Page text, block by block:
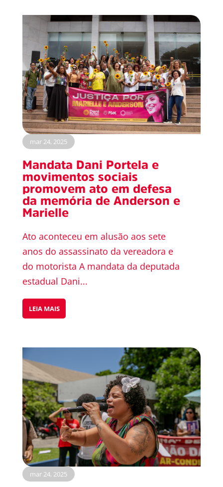
mar 24, 2025
Mandata Dani Portela e
movimentos sociais
promovem ato em defesa
da memória de Anderson e
Marielle
Ato aconteceu em alusão aos sete
anos do assassinato da vereadora e
do motorista A mandata da deputada
estadual Dani...
LEIA MAIS
mar 24, 2025